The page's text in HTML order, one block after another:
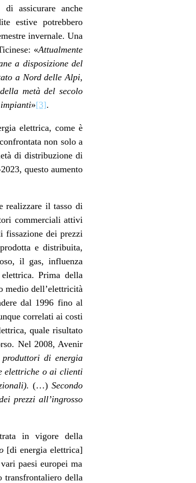
assicurare anche
estive potrebbero
invernale. Una
«Attualmente
a disposizione del
a Nord delle Alpi,
metà del secolo
»[3].
elettrica, come è
non solo a
di distribuzione di
questo aumento
realizzare il tasso di
commerciali attivi
fissazione dei prezzi
e distribuita,
il gas, influenza
Prima della
medio dell’elettricità
dal 1996 fino al
correlati ai costi
quale risultato
Nel 2008, Avenir
di energia
elettriche o ai clienti
(…) Secondo
prezzi all’ingrosso
in vigore della
[di energia elettrica]
paesi europei ma
transfrontaliero della